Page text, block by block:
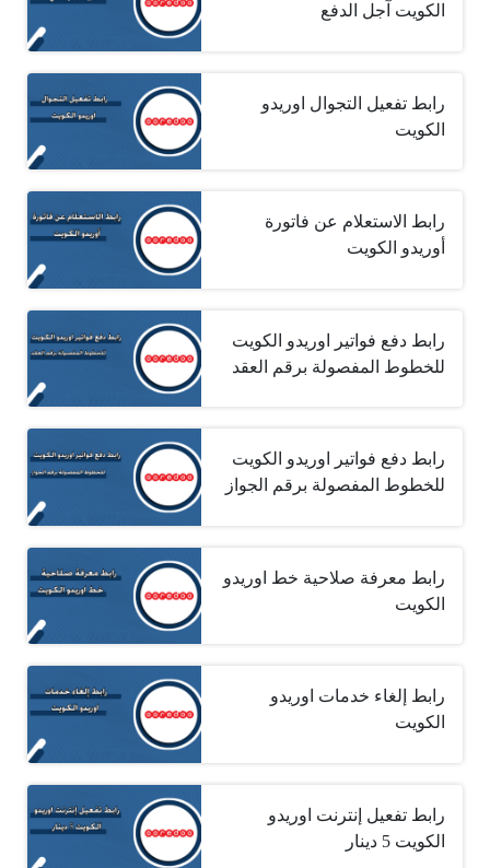
الكويت آجل الدفع
رابط تفعيل التجوال اوريدو
الكويت
رابط الاستعلام عن فاتورة
أوريدو الكويت
رابط دفع فواتير اوريدو الكويت
للخطوط المفصولة برقم العقد
رابط دفع فواتير اوريدو الكويت
للخطوط المفصولة برقم الجواز
رابط معرفة صلاحية خط اوريدو
الكويت
رابط إلغاء خدمات اوريدو
الكويت
رابط تفعيل إنترنت اوريدو
الكويت 5 دينار